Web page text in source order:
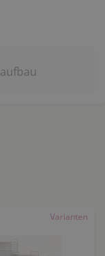
Varianten